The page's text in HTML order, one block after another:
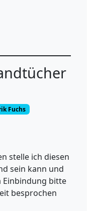
Fuchs
stelle ich diesen
sein kann und
bitte
besprochen